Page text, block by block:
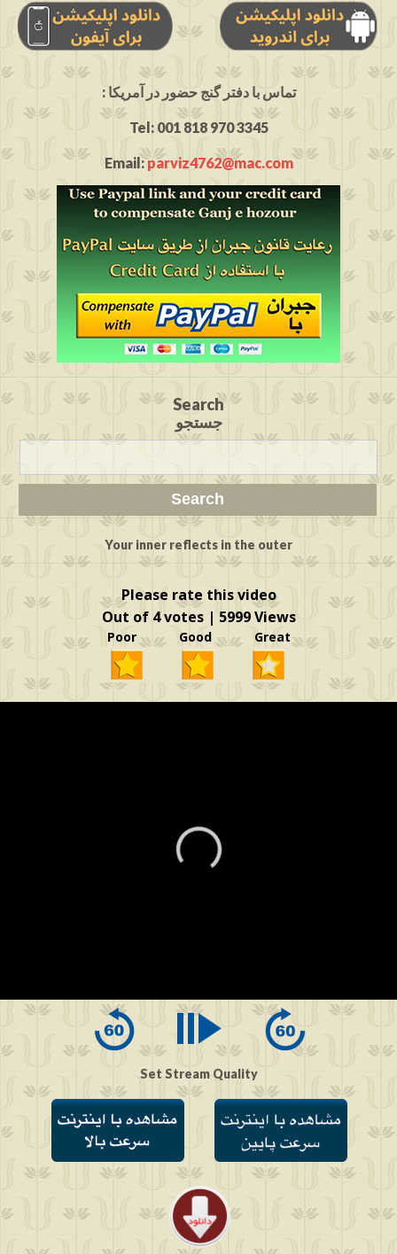
: تماس با دفتر گنج حضور در آمریکا
Tel: 001 818 970 3345
Email:parviz4762@mac.com
Search
جستجو
Your inner reflects in the outer
Please rate this video
Out of 4 votes | 5999 Views
Poor Good Great
seconds
0
Set Stream Quality